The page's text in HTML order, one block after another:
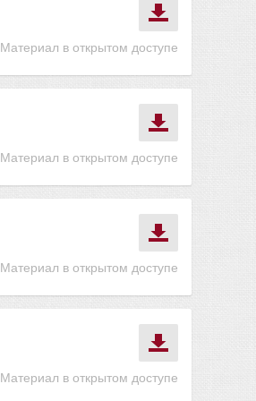
Материал в открытом доступе
Материал в открытом доступе
Материал в открытом доступе
Материал в открытом доступе